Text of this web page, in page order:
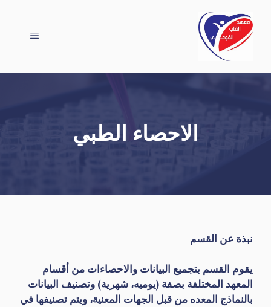
المحتوى
القائمة
الاحصاء الطبي
نبذة عن القسم
يقوم القسم بتجميع البيانات والاحصاءات من أقسام
المعهد المختلفة بصفة (يوميه، شهرية) وتصنيف البيانات
بالنماذج المعده من قبل الجهات المعنية، ويتم تصنيفها في